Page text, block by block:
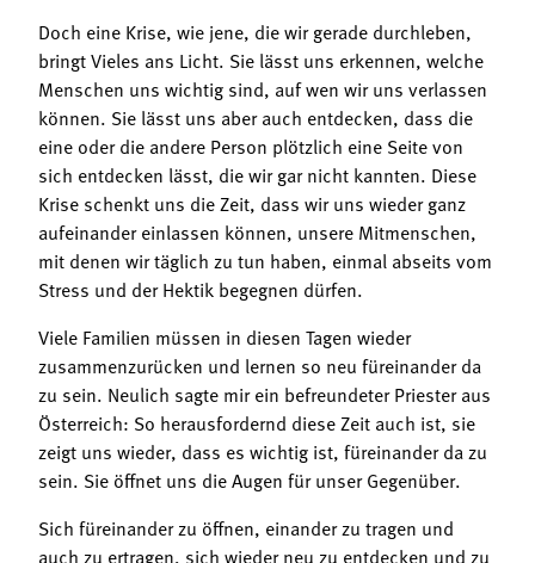
Doch eine Krise, wie jene, die wir gerade durchleben,
bringt Vieles ans Licht. Sie lässt uns erkennen, welche
Menschen uns wichtig sind, auf wen wir uns verlassen
können. Sie lässt uns aber auch entdecken, dass die
eine oder die andere Person plötzlich eine Seite von
sich entdecken lässt, die wir gar nicht kannten. Diese
Krise schenkt uns die Zeit, dass wir uns wieder ganz
aufeinander einlassen können, unsere Mitmenschen,
mit denen wir täglich zu tun haben, einmal abseits vom
Stress und der Hektik begegnen dürfen.
Viele Familien müssen in diesen Tagen wieder
zusammenzurücken und lernen so neu füreinander da
zu sein. Neulich sagte mir ein befreundeter Priester aus
Österreich: So herausfordernd diese Zeit auch ist, sie
zeigt uns wieder, dass es wichtig ist, füreinander da zu
sein. Sie öffnet uns die Augen für unser Gegenüber.
Sich füreinander zu öffnen, einander zu tragen und
auch zu ertragen, sich wieder neu zu entdecken und zu